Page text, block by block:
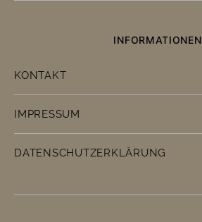
INFORMATIONEN
KONTAKT
IMPRESSUM
DATENSCHUTZERKLÄRUNG